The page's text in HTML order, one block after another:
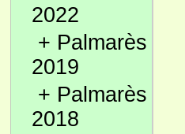
2022
+ Palmarès
2019
+ Palmarès
2018